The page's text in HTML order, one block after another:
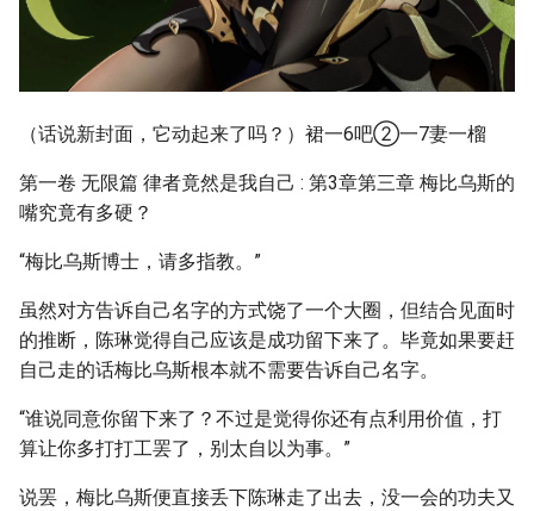
（话说新封面，它动起来了吗？）裙一6吧②一7妻一榴
第一卷 无限篇 律者竟然是我自己 : 第3章第三章 梅比乌斯的
嘴究竟有多硬？
“梅比乌斯博士，请多指教。”
虽然对方告诉自己名字的方式饶了一个大圈，但结合见面时
的推断，陈琳觉得自己应该是成功留下来了。毕竟如果要赶
自己走的话梅比乌斯根本就不需要告诉自己名字。
“谁说同意你留下来了？不过是觉得你还有点利用价值，打
算让你多打打工罢了，别太自以为事。”
说罢，梅比乌斯便直接丢下陈琳走了出去，没一会的功夫又